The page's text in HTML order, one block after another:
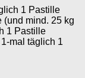
1 Pastille
(und mind. 25 kg
1 Pastille
mal täglich 1